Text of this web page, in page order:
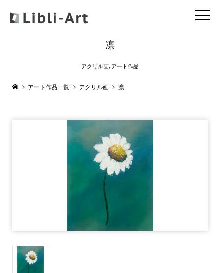
凛
アクリル画, アート作品
アート作品一覧 アクリル画 凛